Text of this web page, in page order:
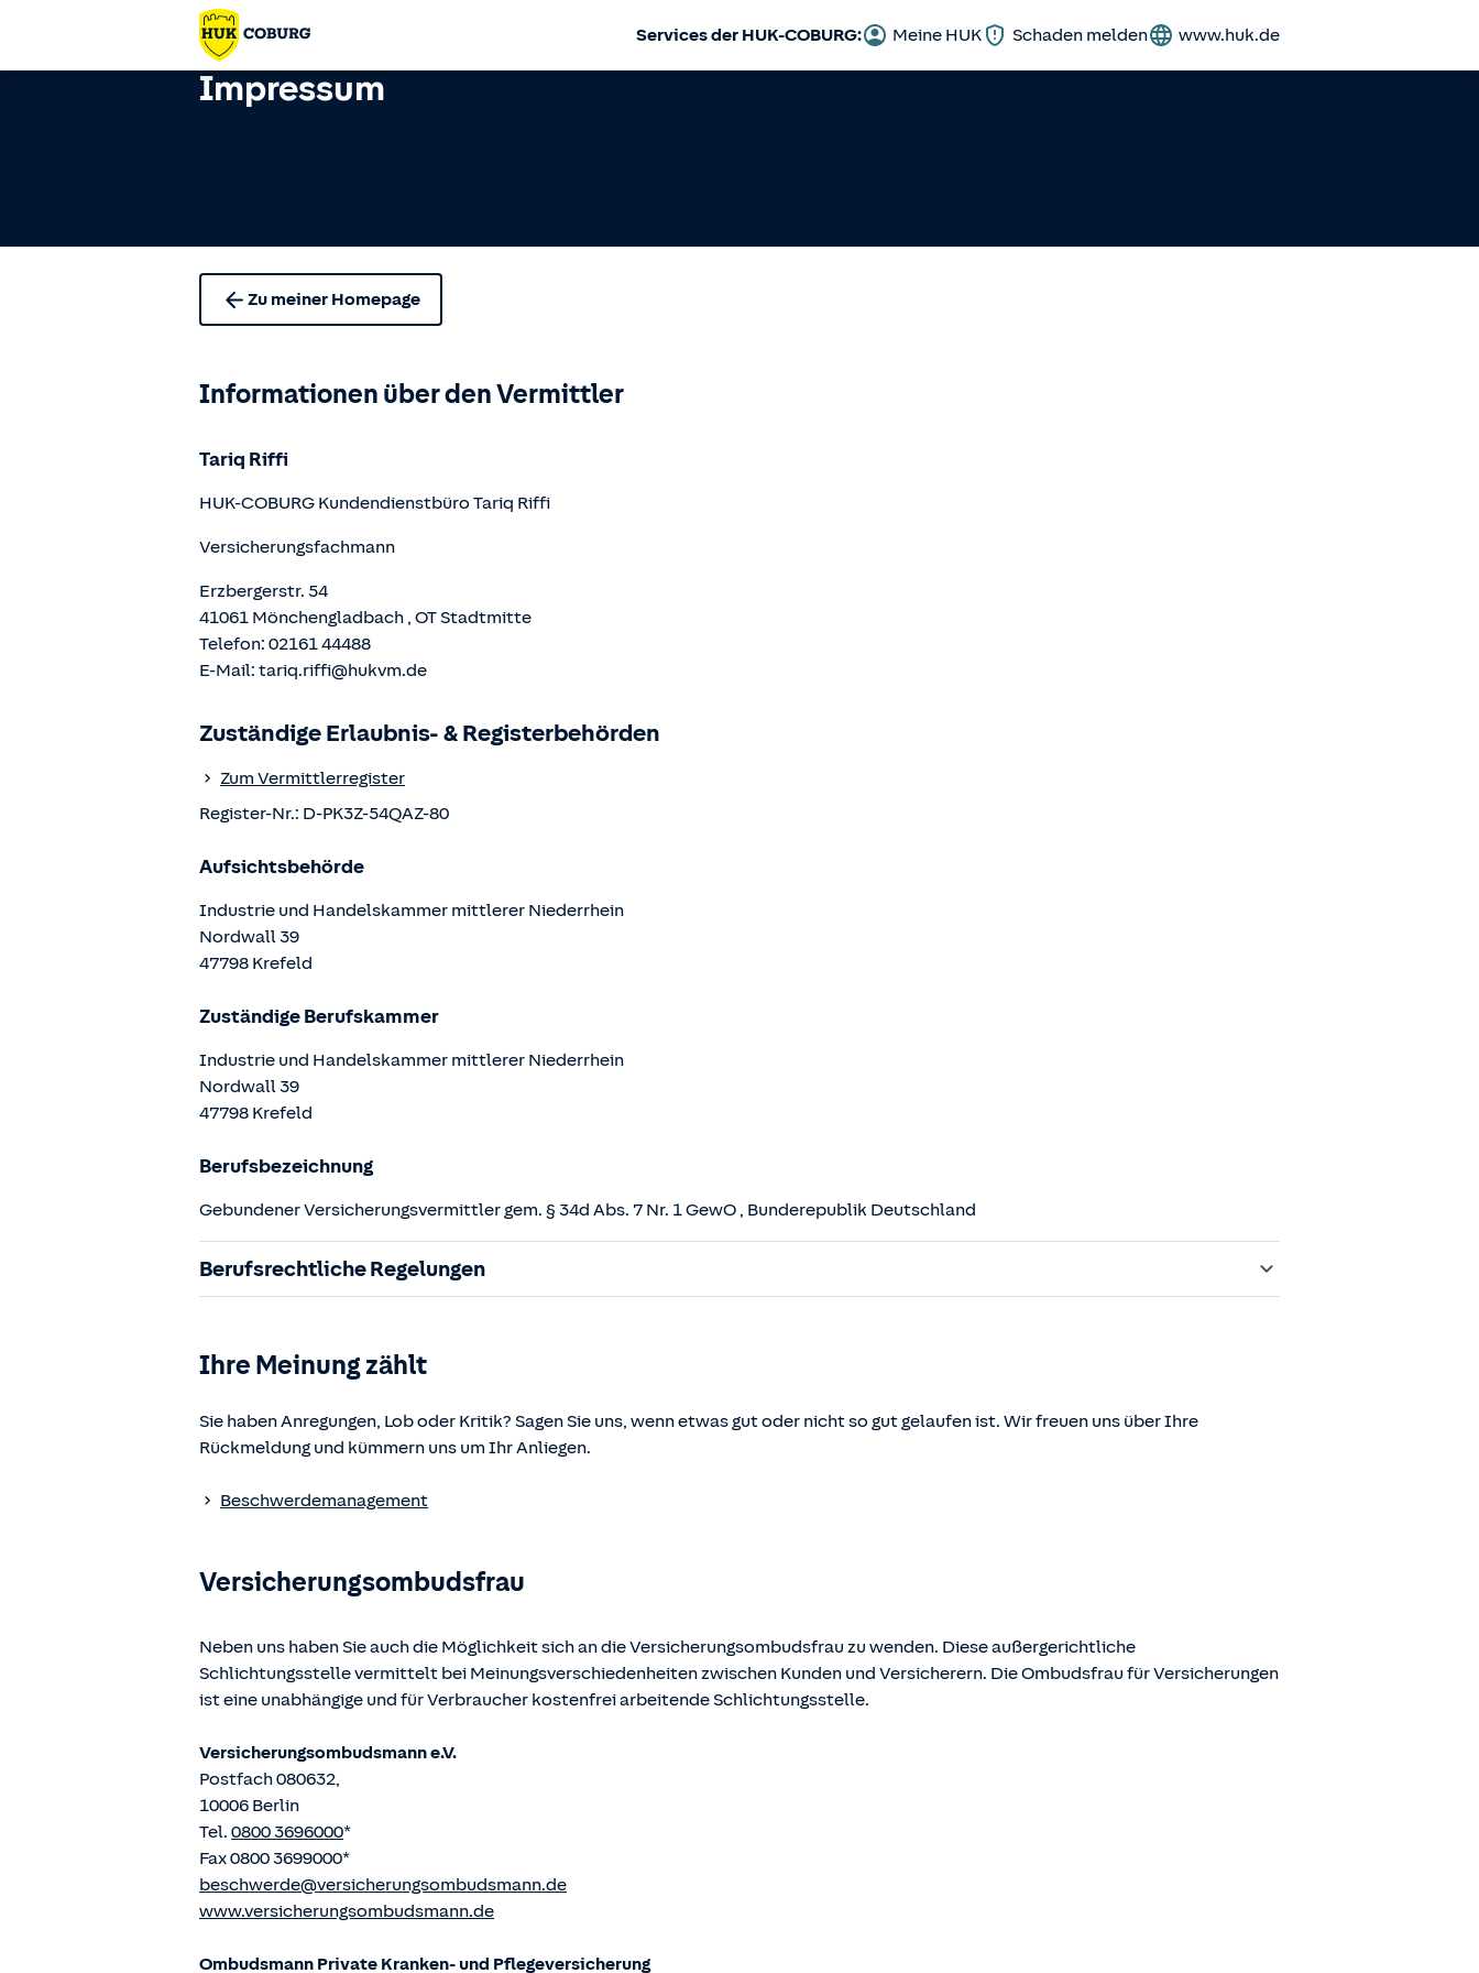
Services der HUK-COBURG: Meine HUK Schaden melden www.huk.de
Impressum
Zu meiner Homepage
Informationen über den Vermittler
Tariq Riffi
HUK-COBURG Kundendienstbüro Tariq Riffi
Versicherungsfachmann
Erzbergerstr. 54
41061 Mönchengladbach , OTStadtmitte
Telefon: 02161 44488
E-Mail: tariq.riffi@hukvm.de
Zuständige Erlaubnis- & Registerbehörden
Zum Vermittlerregister
Register-Nr.: D-PK3Z-54QAZ-80
Aufsichtsbehörde
Industrie und Handelskammer mittlerer Niederrhein
Nordwall39
47798 Krefeld
Zuständige Berufskammer
Industrie und Handelskammer mittlerer Niederrhein
Nordwall39
47798 Krefeld
Berufsbezeichnung
Gebundener Versicherungsvermittler gem. § 34d Abs. 7 Nr. 1 GewO , Bunderepublik Deutschland
Berufsrechtliche Regelungen
§§ 59 – 68 Gesetz über den Versicherungsvertrag (VVG)
§ 48b Versicherungsaufsichtsgesetz (VAG)
Verordnung über die Versicherungsvermittlung und -beratung (VersVermV)
www.gesetze-im-internet.de
Ihre Meinung zählt
Sie haben Anregungen, Lob oder Kritik? Sagen Sie uns, wenn etwas gut oder nicht so gut gelaufen ist. Wir freuen uns über Ihre
Rückmeldung und kümmern uns um Ihr Anliegen.
Beschwerdemanagement
Versicherungsombudsfrau
Neben uns haben Sie auch die Möglichkeit sich an die Versicherungsombudsfrau zu wenden. Diese außergerichtliche
Schlichtungsstelle vermittelt bei Meinungsverschiedenheiten zwischen Kunden und Versicherern. Die Ombudsfrau für Versicherungen
ist eine unabhängige und für Verbraucher kostenfrei arbeitende Schlichtungsstelle.
Versicherungsombudsmann e.V.
Postfach 080632,
10006 Berlin
Tel. 0800 3696000*
Fax 0800 3699000*
beschwerde@versicherungsombudsmann.de
www.versicherungsombudsmann.de
Ombudsmann Private Kranken- und Pflege­versicherung